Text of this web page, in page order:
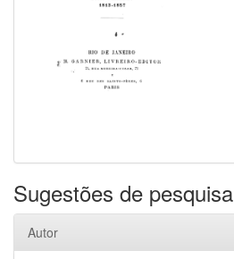
Sugestões de pesquisa
Autor